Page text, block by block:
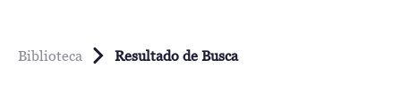
Biblioteca Resultado de Busca